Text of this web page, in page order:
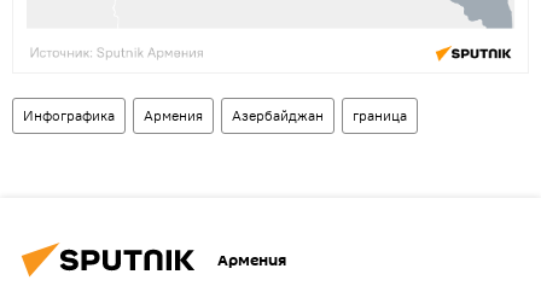
Инфографика Армения Азербайджан граница
Армения